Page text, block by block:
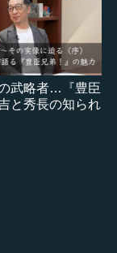
武略者…『豊臣
と秀長の知られ